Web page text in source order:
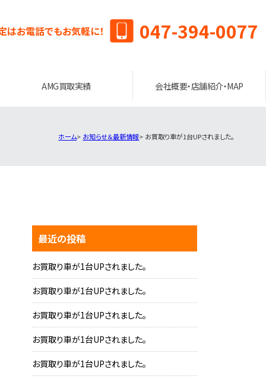
はお電話でもお気軽に！ 047-394-0077
AMG買取実績 会社概要・店舗紹介・MAP
ホーム お知らせ＆最新情報 お買取り車が1台UPされました。
最近の投稿
お買取り車が1台UPされました。
お買取り車が1台UPされました。
お買取り車が1台UPされました。
お買取り車が1台UPされました。
お買取り車が1台UPされました。